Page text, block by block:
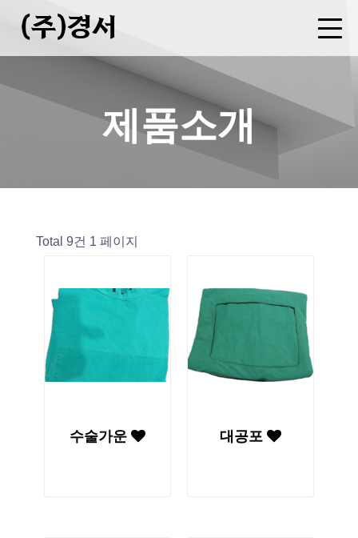
제품소개
(주)경서
회사소개
CEO 인사말
기업현황
연혁
오시는길
사업분야
병원복 제조
세탁물 용역
폐기물 중간처분업(소각)
수집운반업
증기(스팀)판매업
제품소개
FAQ
Total 9건 1 페이지
수술가운 대공포